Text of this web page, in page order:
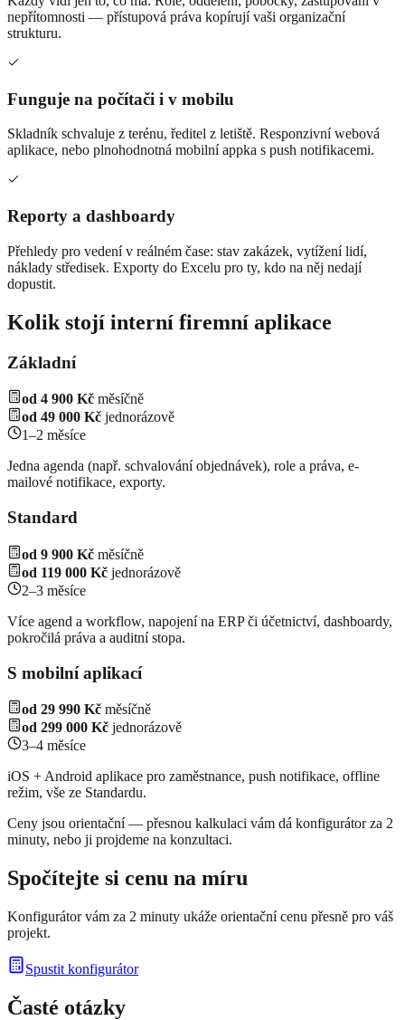
nepřítomnosti — přístupová práva kopírují vaši organizační
strukturu.
Funguje na počítači i v mobilu
Skladník schvaluje z terénu, ředitel z letiště. Responzivní webová
aplikace, nebo plnohodnotná mobilní appka s push notifikacemi.
Reporty a dashboardy
Přehledy pro vedení v reálném čase: stav zakázek, vytížení lidí,
náklady středisek. Exporty do Excelu pro ty, kdo na něj nedají
dopustit.
Kolik stojí interní firemní aplikace
Základní
od 4 900 Kč měsíčně
od 49 000 Kč jednorázově
1–2 měsíce
Jedna agenda (např. schvalování objednávek), role a práva, e-
mailové notifikace, exporty.
Standard
od 9 900 Kč měsíčně
od 119 000 Kč jednorázově
2–3 měsíce
Více agend a workflow, napojení na ERP či účetnictví, dashboardy,
pokročilá práva a auditní stopa.
S mobilní aplikací
od 29 990 Kč měsíčně
od 299 000 Kč jednorázově
3–4 měsíce
iOS + Android aplikace pro zaměstnance, push notifikace, offline
režim, vše ze Standardu.
Ceny jsou orientační — přesnou kalkulaci vám dá konfigurátor za 2
minuty, nebo ji projdeme na konzultaci.
Spočítejte si cenu na míru
Konfigurátor vám za 2 minuty ukáže orientační cenu přesně pro váš
projekt.
Spustit konfigurátor
Časté otázky